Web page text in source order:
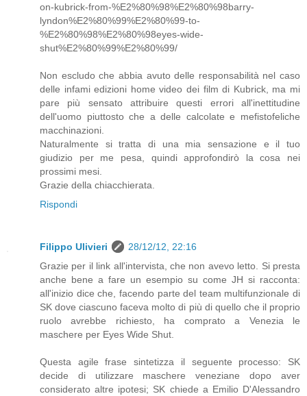
on-kubrick-from-%E2%80%98%E2%80%98barry-
lyndon%E2%80%99%E2%80%99-to-
%E2%80%98%E2%80%98eyes-wide-
shut%E2%80%99%E2%80%99/
Non escludo che abbia avuto delle responsabilità nel caso
delle infami edizioni home video dei film di Kubrick, ma mi
pare più sensato attribuire questi errori all'inettitudine
dell'uomo piuttosto che a delle calcolate e mefistofeliche
macchinazioni.
Naturalmente si tratta di una mia sensazione e il tuo
giudizio per me pesa, quindi approfondirò la cosa nei
prossimi mesi.
Grazie della chiacchierata.
Rispondi
Filippo Ulivieri
28/12/12, 22:16
Grazie per il link all'intervista, che non avevo letto. Si presta
anche bene a fare un esempio su come JH si racconta:
all'inizio dice che, facendo parte del team multifunzionale di
SK dove ciascuno faceva molto di più di quello che il proprio
ruolo avrebbe richiesto, ha comprato a Venezia le
maschere per Eyes Wide Shut.
Questa agile frase sintetizza il seguente processo: SK
decide di utilizzare maschere veneziane dopo aver
considerato altre ipotesi; SK chiede a Emilio D'Alessandro